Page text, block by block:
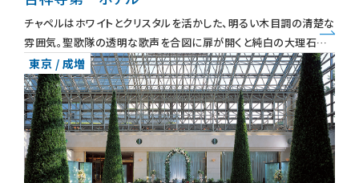
フェア＆キャンペーン
安さの秘密
チャペルはホワイトとクリスタルを活かした、明るい木目調の清楚な
雰囲気。聖歌隊の透明な歌声を合図に扉が開くと純白の大理石製
のバージンロードがおふたりをお迎えします。緑豊かな人気の街、吉
祥寺でこだわりの
東京 / 成増